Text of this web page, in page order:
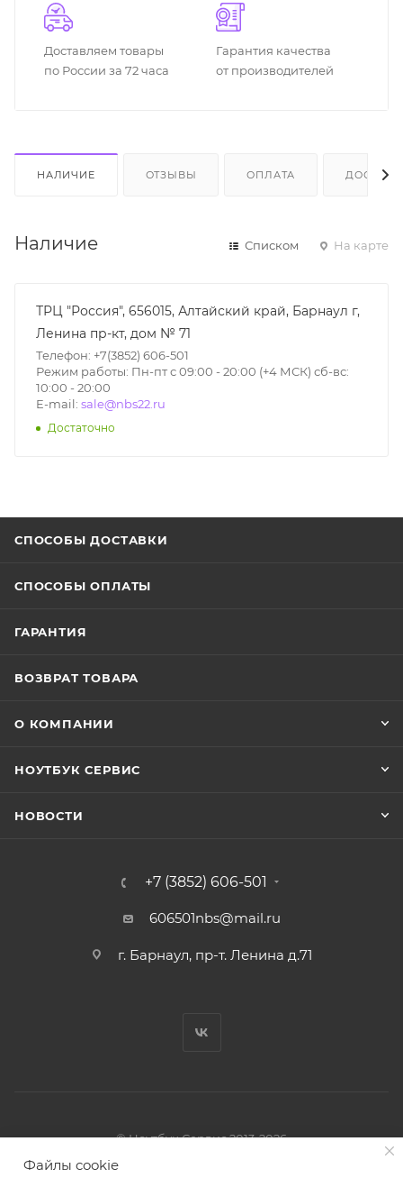
Доставляем товары
по России за 72 часа
Гарантия качества
от производителей
НАЛИЧИЕ ОТЗЫВЫ ОПЛАТА
Наличие Списком На карте
ТРЦ "Россия", 656015, Алтайский край, Барнаул г,
Ленина пр-кт, дом № 71
Телефон: +7(3852) 606-501
Режим работы: Пн-пт с 09:00 - 20:00 (+4 МСК) сб-вс:
10:00 - 20:00
E-mail: sale@nbs22.ru
Достаточно
СПОСОБЫ ДОСТАВКИ
СПОСОБЫ ОПЛАТЫ
ГАРАНТИЯ
ВОЗВРАТ ТОВАРА
О КОМПАНИИ
НОУТБУК СЕРВИС
НОВОСТИ
+7 (3852) 606-501
606501nbs@mail.ru
г. Барнаул, пр-т. Ленина д.71
© Ноутбук Сервис 2013-2026
Интернет-магазин запчастей и аксессуаров
Файлы cookie